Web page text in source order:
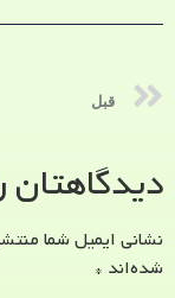
قبل
دیدگاهتان
نشانی ایمیل شما
شده‌اند *